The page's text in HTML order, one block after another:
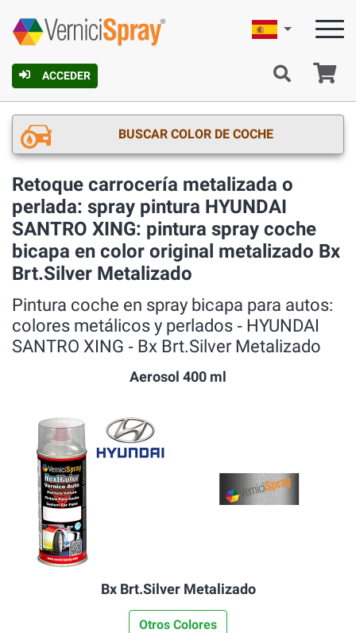
ACCEDER
Español
BUSCAR COLOR DE COCHE
Retoque carrocería metalizada o
perlada: spray pintura HYUNDAI
SANTRO XING: pintura spray coche
bicapa en color original metalizado Bx
Brt.Silver Metalizado
Pintura coche en spray bicapa para autos:
colores metálicos y perlados ‐ HYUNDAI
SANTRO XING ‐ Bx Brt.Silver Metalizado
Aerosol 400 ml
Bx Brt.Silver Metalizado
Otros Colores